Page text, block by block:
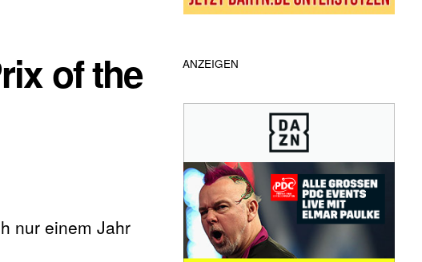
of the
nur einem Jahr
ANZEIGEN